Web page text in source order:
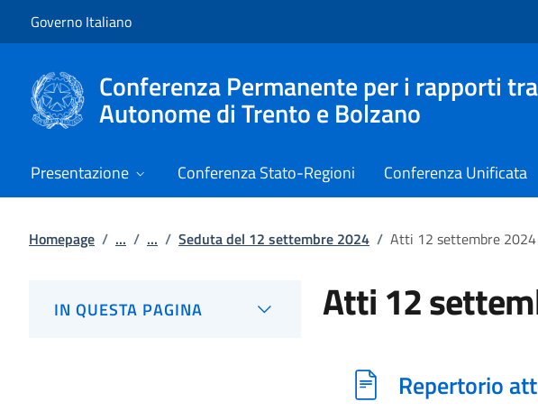
Governo Italiano
Conferenza Permanente per i rapporti
Autonome di Trento e Bolzano
Presentazione Conferenza Stato-Regioni Conferenza Unificata
Homepage / ... / ... / Seduta del 12 settembre 2024 / Atti 12 settembre 2024
IN QUESTA PAGINA Atti 12
Repertorio